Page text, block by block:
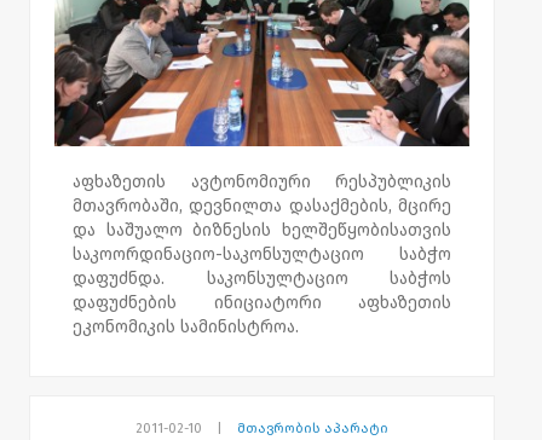
აფხაზეთის ავტონომიური რესპუბლიკის
მთავრობაში, დევნილთა დასაქმების, მცირე
და საშუალო ბიზნესის ხელშეწყობისათვის
საკოორდინაციო-საკონსულტაციო საბჭო
დაფუძნდა. საკონსულტაციო საბჭოს
დაფუძნების ინიციატორი აფხაზეთის
ეკონომიკის სამინისტროა.
სექტორების, საქართველოში მოქმედი
2011-02-10 მთავრობის აპარატი